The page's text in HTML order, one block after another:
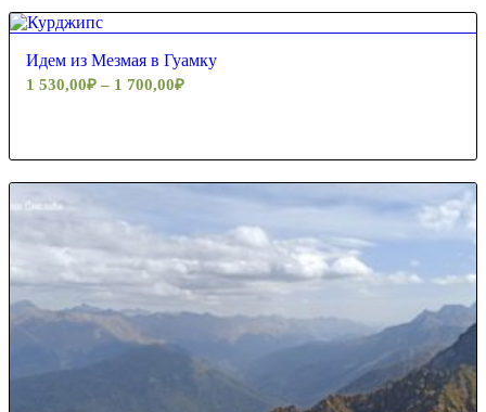
Идем из Мезмая в Гуамку
1 530,00₽ – 1 700,00₽